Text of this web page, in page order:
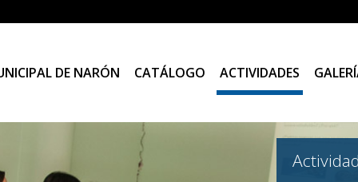
DE NARÓN CATÁLOGO ACTIVIDADES